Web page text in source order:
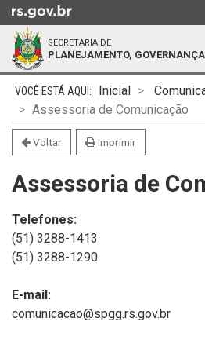
para
conteúdo
menu
para
busca
SECRETARIA DE
PLANEJAMENTO, GOVERNANÇA
Início
conteúdo
Inicial
Assessoria de Comunicação
Voltar Imprimir
Assessoria de
Telefones:
(51) 3288-1413
(51) 3288-1290
E-mail:
comunicacao@spgg.rs.gov.br